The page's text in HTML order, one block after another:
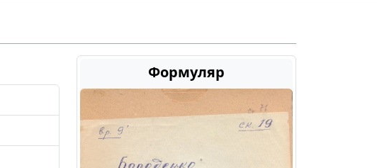
Формуляр